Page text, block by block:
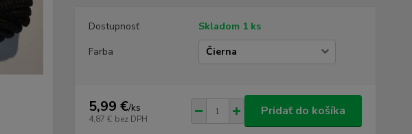
Dostupnosť
Skladom 1 ks
Farba
5,99 €/ks
4,87 € bez DPH
Pridať do košíka